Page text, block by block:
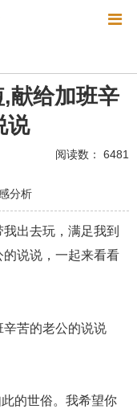
挽回爱情
交友
测试
射手座男生
处女座男生
影 双子座男生
献给加班辛
说
阅读数： 6481
分析
出去玩，满足我到
说说，一起来看看
的世俗。我希望你